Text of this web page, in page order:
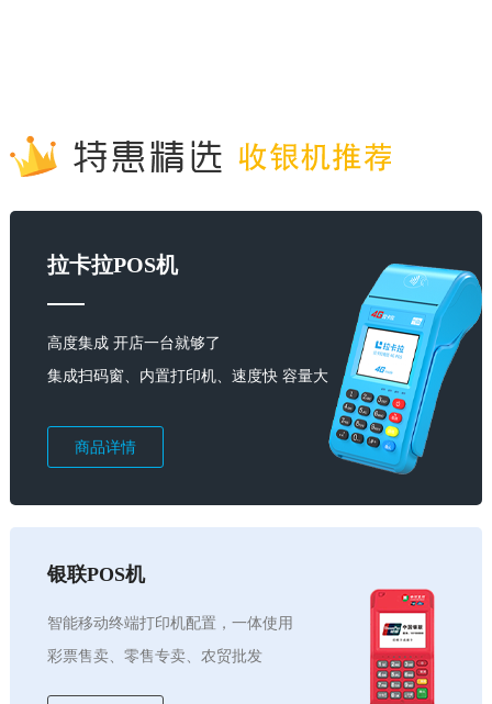
拉卡拉POS机
高度集成 开店一台就够了
集成扫码窗、内置打印机、速度快 容量大
商品详情
银联POS机
智能移动终端打印机配置，一体使用
彩票售卖、零售专卖、农贸批发